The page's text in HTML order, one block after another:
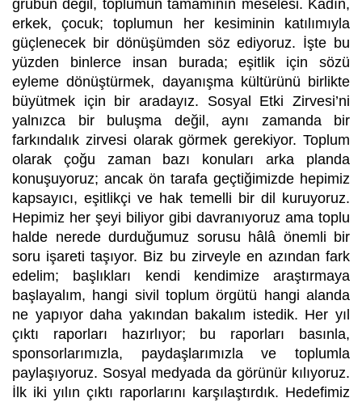
grubun değil, toplumun tamamının meselesi. Kadın,
erkek, çocuk; toplumun her kesiminin katılımıyla
güçlenecek bir dönüşümden söz ediyoruz. İşte bu
yüzden binlerce insan burada; eşitlik için sözü
eyleme dönüştürmek, dayanışma kültürünü birlikte
büyütmek için bir aradayız. Sosyal Etki Zirvesi’ni
yalnızca bir buluşma değil, aynı zamanda bir
farkındalık zirvesi olarak görmek gerekiyor. Toplum
olarak çoğu zaman bazı konuları arka planda
konuşuyoruz; ancak ön tarafa geçtiğimizde hepimiz
kapsayıcı, eşitlikçi ve hak temelli bir dil kuruyoruz.
Hepimiz her şeyi biliyor gibi davranıyoruz ama toplu
halde nerede durduğumuz sorusu hâlâ önemli bir
soru işareti taşıyor. Biz bu zirveyle en azından fark
edelim; başlıkları kendi kendimize araştırmaya
başlayalım, hangi sivil toplum örgütü hangi alanda
ne yapıyor daha yakından bakalım istedik. Her yıl
çıktı raporları hazırlıyor; bu raporları basınla,
sponsorlarımızla, paydaşlarımızla ve toplumla
paylaşıyoruz. Sosyal medyada da görünür kılıyoruz.
İlk iki yılın çıktı raporlarını karşılaştırdık. Hedefimiz